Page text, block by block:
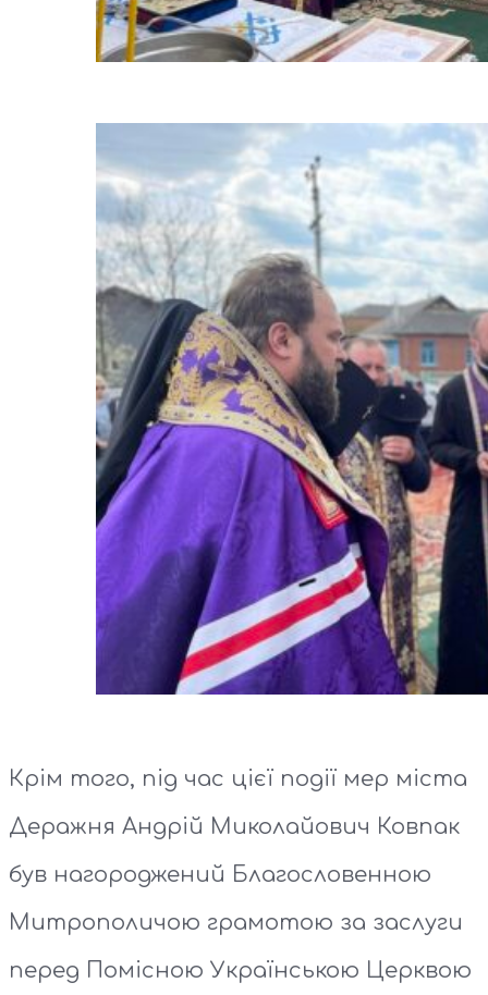
Крім того, під час цієї події мер міста
Деражня Андрій Миколайович Ковпак
був нагороджений Благословенною
Митрополичою грамотою за заслуги
перед Помісною Українською Церквою